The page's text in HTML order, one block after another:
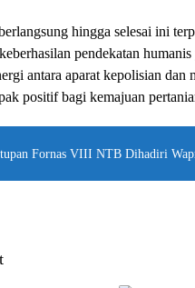
hingga selesai ini
pendekatan
antara aparat kepolisian
positif bagi kemajuan
Fornas VIII NTB Dihadiri